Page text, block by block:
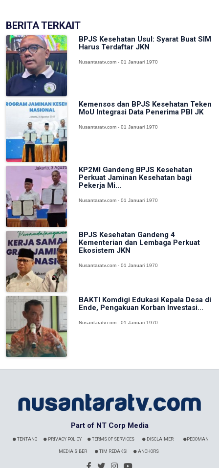
BERITA TERKAIT
BPJS Kesehatan Usul: Syarat Buat SIM
Harus Terdaftar JKN
Nusantaratv.com - 01 Januari 1970
Kemensos dan BPJS Kesehatan Teken
MoU Integrasi Data Penerima PBI JK
Nusantaratv.com - 01 Januari 1970
KP2MI Gandeng BPJS Kesehatan
Perkuat Jaminan Kesehatan bagi
Pekerja Mi...
Nusantaratv.com - 01 Januari 1970
BPJS Kesehatan Gandeng 4
Kementerian dan Lembaga Perkuat
Ekosistem JKN
Nusantaratv.com - 01 Januari 1970
BAKTI Komdigi Edukasi Kepala Desa di
Ende, Pengakuan Korban Investasi...
Nusantaratv.com - 01 Januari 1970
Part of NT Corp Media
TENTANG PRIVACY POLICY TERMS OF SERVICES DISCLAIMER PEDOMAN
MEDIA SIBER TIM REDAKSI ANCHORS